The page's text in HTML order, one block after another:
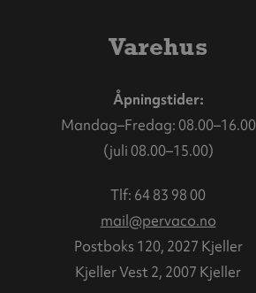
Varehus
Åpningstider:
Mandag–Fredag: 08.00–16.00
(juli 08.00–15.00)
Tlf: 64 83 98 00
mail@pervaco.no
Postboks 120, 2027 Kjeller
Kjeller Vest 2, 2007 Kjeller